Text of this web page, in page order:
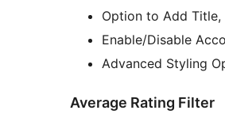
Option to Add Title,
Enable/Disable
Advanced Styling
Average Rating Filter